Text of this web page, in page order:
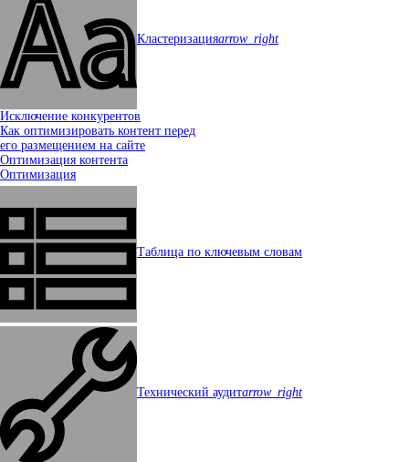
Кластеризацияarrow_right
Исключение конкурентов
Как оптимизировать контент перед
его размещением на сайте
Оптимизация контента
Оптимизация
Таблица по ключевым словам
Технический аудитarrow_right